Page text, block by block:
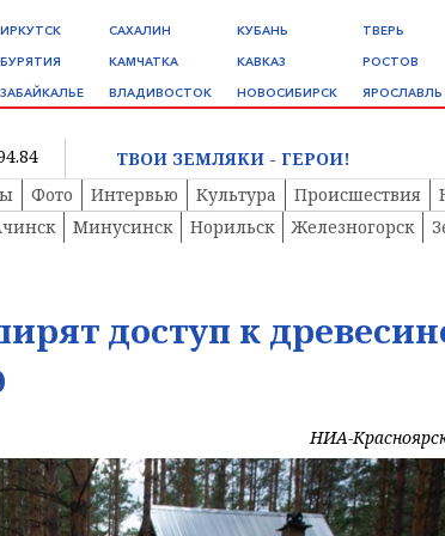
ИРКУТСК
БУРЯТИЯ
ЗАБАЙКАЛЬЕ
САХАЛИН
КАМЧАТКА
ВЛАДИВОСТОК
КУБАНЬ
КАВКАЗ
НОВОСИБИРСК
ТВЕРЬ
РОСТОВ
ЯРОСЛАВЛЬ
ТВОИ ЗЕМЛЯКИ - ГЕРОИ!
Фото Интервью Культура Происшествия
Минусинск Норильск Железногорск
доступ к
НИА-